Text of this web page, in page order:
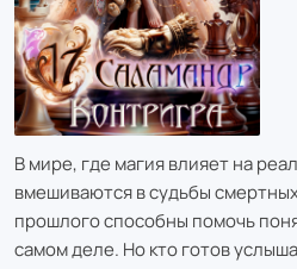
В мире, где магия влияет на
вмешиваются в судьбы
прошлого способны помочь
самом деле. Но кто готов